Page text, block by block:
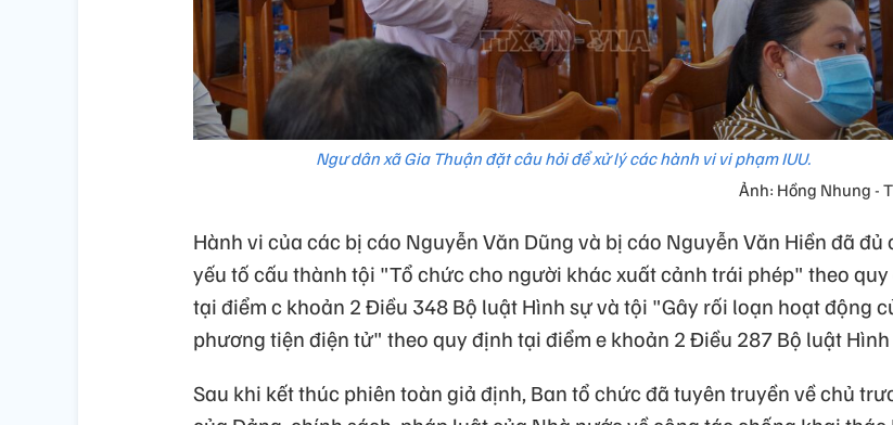
Ngư dân xã Gia Thuận đặt câu hỏi để xử lý các hành vi vi phạm IUU.
Ảnh: Hồng Nhung -
Hành vi của các bị cáo Nguyễn Văn Dũng và bị cáo Nguyễn Văn Hiền đã đủ
yếu tố cấu thành tội "Tổ chức cho người khác xuất cảnh trái phép" theo
tại điểm c khoản 2 Điều 348 Bộ luật Hình sự và tội "Gây rối loạn hoạt động
phương tiện điện tử" theo quy định tại điểm e khoản 2 Điều 287 Bộ luật Hình
Sau khi kết thúc phiên toàn giả định, Ban tổ chức đã tuyên truyền về chủ